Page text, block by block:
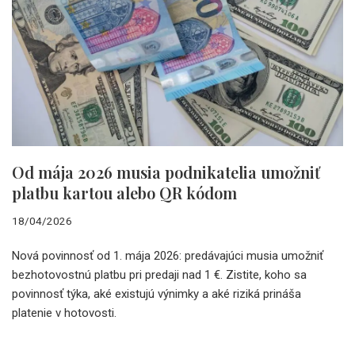
Od mája 2026 musia podnikatelia umožniť
platbu kartou alebo QR kódom
18/04/2026
Nová povinnosť od 1. mája 2026: predávajúci musia umožniť
bezhotovostnú platbu pri predaji nad 1 €. Zistite, koho sa
povinnosť týka, aké existujú výnimky a aké riziká prináša
platenie v hotovosti.